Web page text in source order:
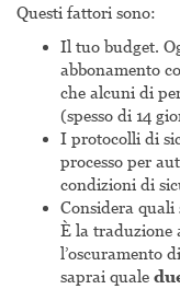
Questi fattori sono:
Il tuo budget.
abbonamento
che alcuni di
(spesso di 14
I protocolli di
processo per
condizioni di
Considera
È la traduzione
l’oscuramento
saprai quale